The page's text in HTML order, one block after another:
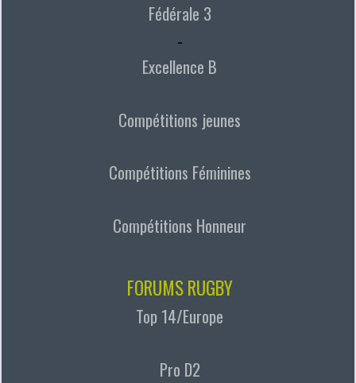
Fédérale 3
-
Excellence B
Compétitions jeunes
Compétitions Féminines
Compétitions Honneur
FORUMS RUGBY
Top 14/Europe
Pro D2